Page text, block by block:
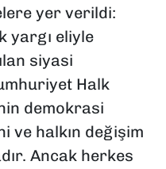
yer verildi:
yargı eliyle
siyasi
Halk
demokrasi
ve halkın değişim
Ancak herkes